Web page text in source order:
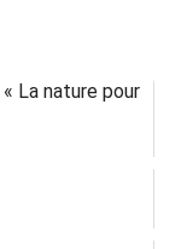
La nature pour